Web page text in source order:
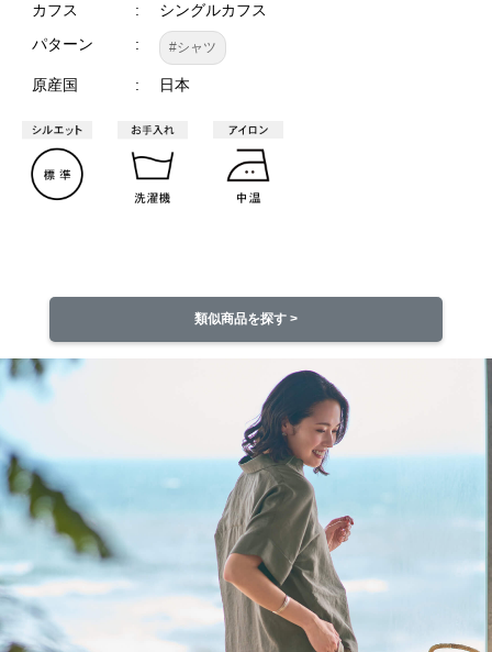
カフス
シングルカフス
パターン
#シャツ
原産国 日本
類似商品を探す >